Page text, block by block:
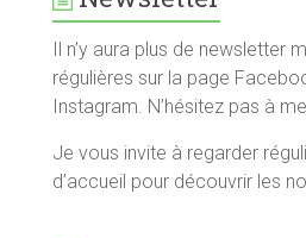
Il n’y aura plus de newsletter
régulières sur la page
Instagram. N’hésitez pas à
Je vous invite à regarder
d’accueil pour découvrir les